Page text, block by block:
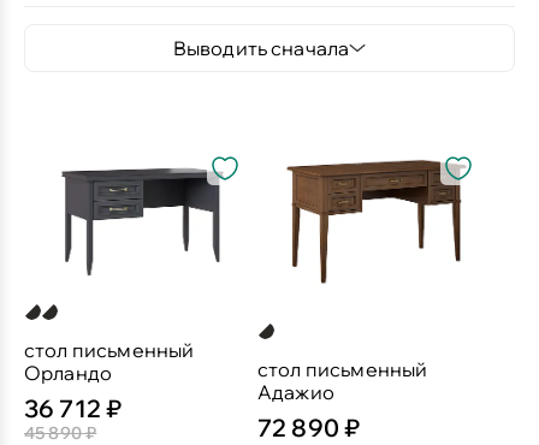
Выводить сначала
стол письменный
Орландо
36 712 ₽
45 890 ₽
стол письменный
Адажио
72 890 ₽